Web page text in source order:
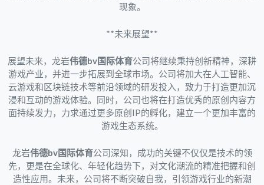
现象。
**未来展望**
展望未来，龙岩伟德bv国际体育公司将继续秉持创新精神，深耕
游戏产业，并进一步拓展到全球市场。公司将加大在人工智能、
云游戏和区块链技术等前沿领域的研发投入，致力于打造更加沉
浸和互动的游戏体验。同时，公司也将在打造优秀的原创内容方
面持续发力，力求通过更多原创IP的孵化，建立一个更加丰富的
游戏生态系统。
龙岩伟德bv国际体育公司深知，成功的关键不仅仅是技术的领
先，更是在全球化、年轻化趋势下，对文化潮流的精准把握和创
造性应用。未来，公司将不断突破自我，引领游戏行业的新潮